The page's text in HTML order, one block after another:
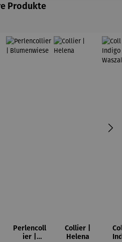
Produkte
Perlencoll
ier |
Collier |
Helena